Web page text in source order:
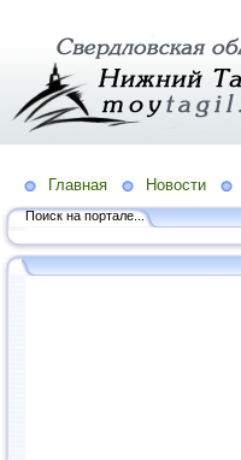
Главная Новости
Поиск на портале...